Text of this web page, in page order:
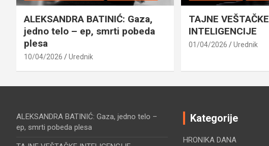
ALEKSANDRA BATINIĆ: Gaza,
jedno telo – ep, smrti pobeda
plesa
10/04/2026 Urednik
TAJNE VEŠTAČKE
INTELIGENCIJE
01/04/2026 Urednik
ALEKSANDRA BATINIĆ: Gaza, jedno telo –
ep, smrti pobeda plesa
Kategorije
HRONIKA DANA